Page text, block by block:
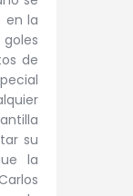
en la
de
su
la